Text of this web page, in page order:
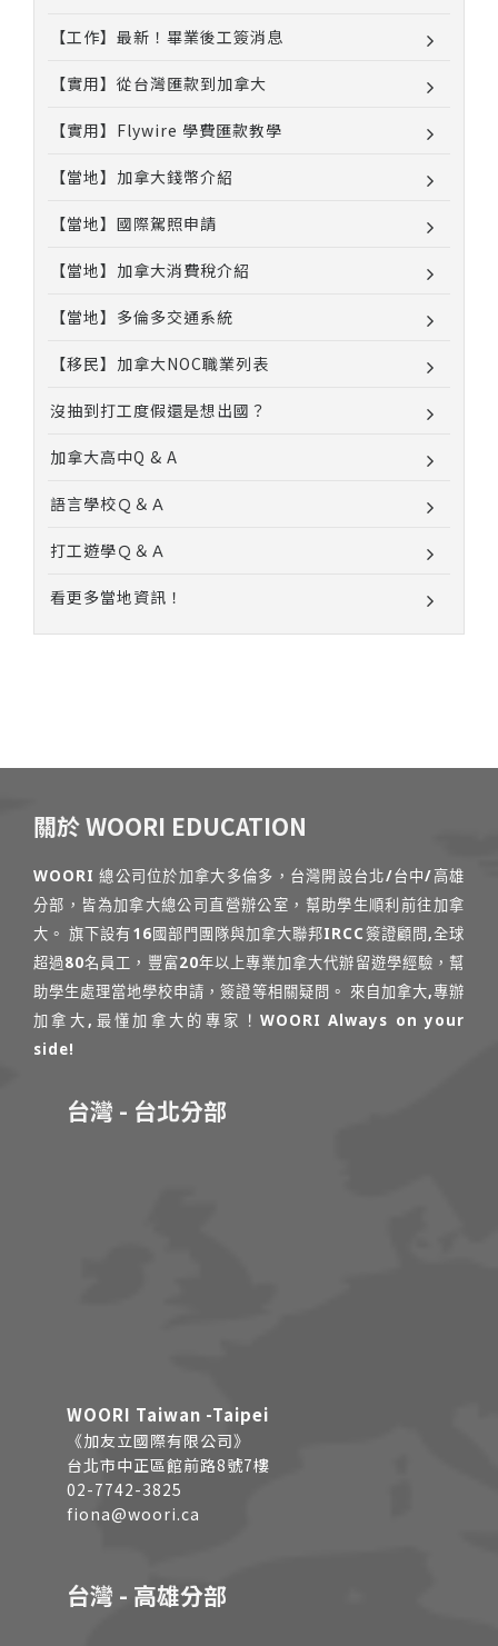
【工作】最新！畢業後工簽消息
【實用】從台灣匯款到加拿大
【實用】Flywire 學費匯款教學
【當地】加拿大錢幣介紹
【當地】國際駕照申請
【當地】加拿大消費稅介紹
【當地】多倫多交通系統
【移民】加拿大NOC職業列表
沒抽到打工度假還是想出國？
加拿大高中Q & A
語言學校Ｑ＆Ａ
打工遊學Ｑ＆Ａ
看更多當地資訊！
關於 WOORI EDUCATION
WOORI 總公司位於加拿大多倫多，台灣開設台北/台中/高雄
分部，皆為加拿大總公司直營辦公室，幫助學生順利前往加拿
大。 旗下設有16國部門團隊與加拿大聯邦IRCC簽證顧問,全球
超過80名員工，豐富20年以上專業加拿大代辦留遊學經驗，幫
助學生處理當地學校申請，簽證等相關疑問。 來自加拿大,專辦
加拿大,最懂加拿大的專家！WOORI Always on your
side!
台灣 - 台北分部
WOORI Taiwan -Taipei
《加友立國際有限公司》
台北市中正區館前路8號7樓
02-7742-3825
fiona@woori.ca
台灣 - 高雄分部